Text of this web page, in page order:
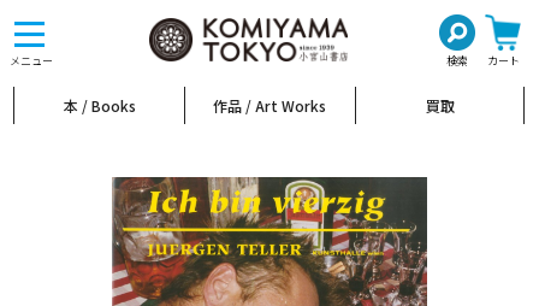
メニュー 検索 カート
toggle
navigation
本 / Books 作品 / Art Works 買取